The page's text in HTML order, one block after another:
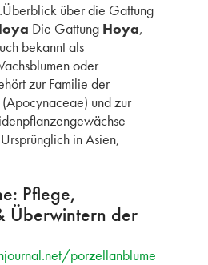
über die Gattung
Die Gattung Hoya,
bekannt als
oder
zur Familie der
und zur
in Asien,
Pflege,
Überwintern der
porzellanblume